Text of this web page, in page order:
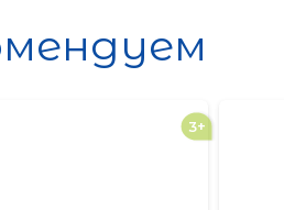
3+